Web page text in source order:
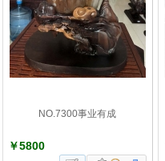
NO.7300事业有成
￥5800